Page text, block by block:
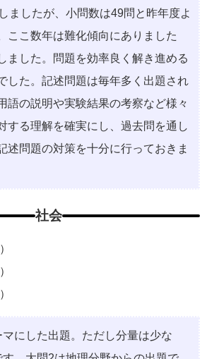
ましたが、⼩問数は49問と昨年度よ
ここ数年は難化傾向にありました
ました。問題を効率良く解き進める
した。記述問題は毎年多く出題され
語の説明や実験結果の考察など様々
する理解を確実にし、過去問を通し
述問題の対策を⼗分に⾏っておきま
社会
にした出題。ただし分量は少な